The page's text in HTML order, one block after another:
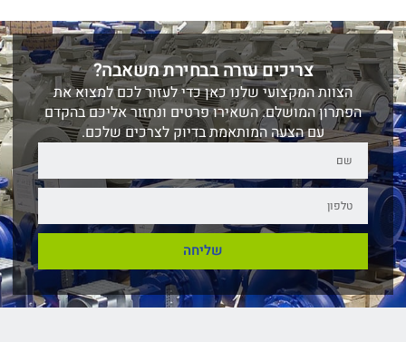
צריכים עזרה בבחירת משאבה?
הצוות המקצועי שלנו כאן כדי לעזור לכם למצוא את
הפתרון המושלם. השאירו פרטים ונחזור אליכם בהקדם
עם הצעה המותאמת בדיוק לצרכים שלכם.
שליחה